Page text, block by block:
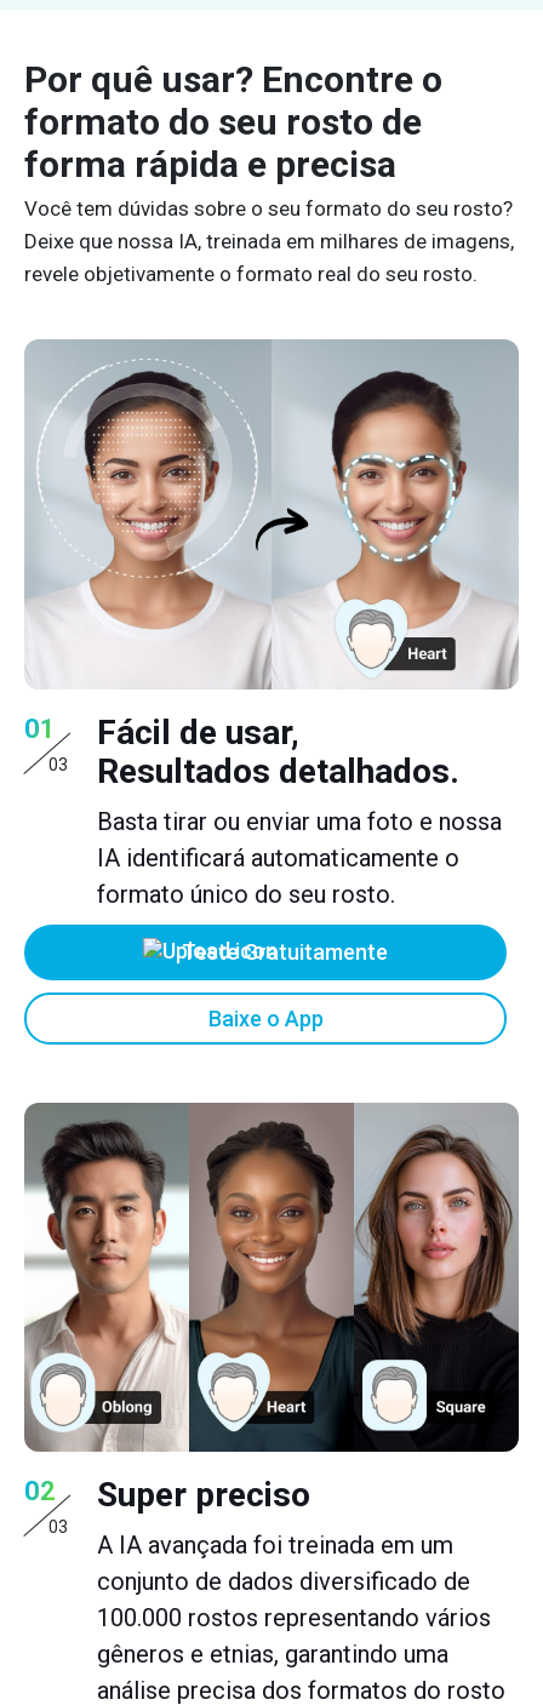
Por quê usar? Encontre o
formato do seu rosto de
forma rápida e precisa
Você tem dúvidas sobre o seu formato do seu rosto?
Deixe que nossa IA, treinada em milhares de imagens,
revele objetivamente o formato real do seu rosto.
01
03
Fácil de usar,
Resultados detalhados.
Basta tirar ou enviar uma foto e nossa
IA identificará automaticamente o
formato único do seu rosto.
Teste Gratuitamente
Baixe o App
02
03
Super preciso
A IA avançada foi treinada em um
conjunto de dados diversificado de
100.000 rostos representando vários
gêneros e etnias, garantindo uma
análise precisa dos formatos do rosto